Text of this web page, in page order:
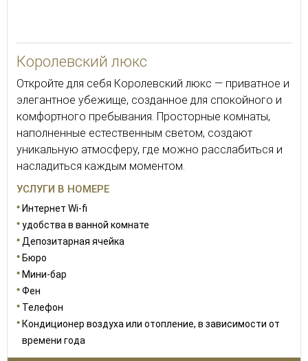
Королевский люкс
Откройте для себя Королевский люкс — приватное и
элегантное убежище, созданное для спокойного и
комфортного пребывания. Просторные комнаты,
наполненные естественным светом, создают
уникальную атмосферу, где можно расслабиться и
насладиться каждым моментом.
УСЛУГИ В НОМЕРЕ
Интернет Wi-fi
удобства в ванной комнате
Депозитарная ячейка
Бюро
Мини-бар
Фен
Телефон
Кондиционер воздуха или отопление, в зависимости от
времени года